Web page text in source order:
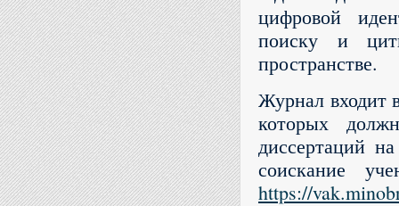
цифровой
поиску и
пространстве.
Журнал входит
которых
диссертаций
соискание
https://